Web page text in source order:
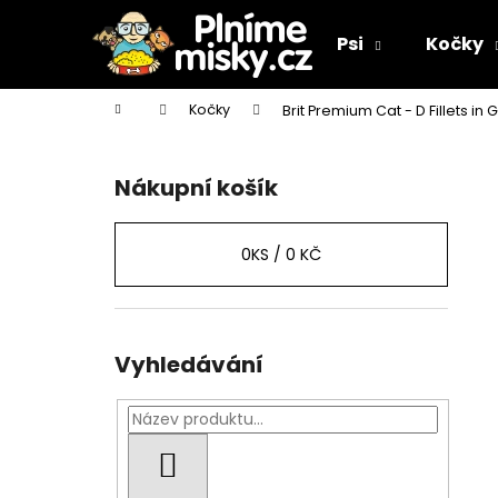
Psi Kočky
Domů Kočky Brit Premium Cat - D Fillets in
Nákupní košík
0KS / 0 KČ
Vyhledávání
í
Zpět
do
Zpět
do